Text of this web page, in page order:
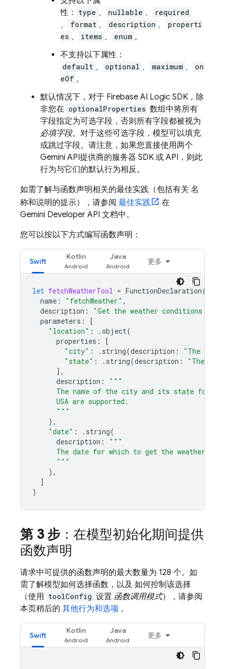
性：
type 、 nullable 、 required
、 format 、 description 、
properti
es 、 items 、 enum 。
不支持以下属性：
default 、 optional 、 maximum 、
on
eOf 。
默认情况下，对于 Firebase AI Logic SDK，除
非您在 optionalProperties 数组中将所有
字段指定为可选字段，否则所有字段都被视为
必填字段。对于这些可选字段，模型可以填充
或跳过字段。请注意，如果您直接使用两个
Gemini API提供商的服务器 SDK 或 API，则此
行为与它们的默认行为相反。
如需了解与函数声明相关的最佳实践（包括有关 名
称和说明的提示），请参阅 最佳实践
在
Gemini Developer API 文档中。
您可以按以下方式编写函数声明：
Swift
Kotlin Java
更多
let fetchWeatherTool = FunctionDeclaration(
name : "fetchWeather" ,
description :
"Get the weather conditions
parameters :
[
"location" : .object(
properties :
[
"city" : . string(description :
"The city
"state" : . string(description :
"The
],
description :
"""
The name of the city and its state for
      USA are supported.
      """
),
"date" : . string(
description :
"""
The date for which to get the weather.
      """
),
]
)
第 3 步 ：在模型初始化期间提供
函数声明
请求中可提供的函数声明的最大数量为 128 个。如
需了解模型如何选择函数，以及 如何控制该选择
（使用 toolConfig 设置 函数调用模式），请参阅
本页稍后的 其他行为和选项 。
Swift
Kotlin Java
更多